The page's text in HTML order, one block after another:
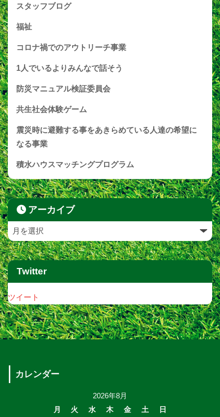
スタッフブログ
福祉
コロナ禍でのアウトリーチ事業
1人でいるよりみんなで話そう
防災マニュアル検証委員会
共生社会体験ゲーム
震災時に避難する事をあきらめている人達の希望に
なる事業
積水ハウスマッチングプログラム
アーカイブ
Twitter
ツイート
カレンダー
2026年8月
月
火 水 木 金 土 日